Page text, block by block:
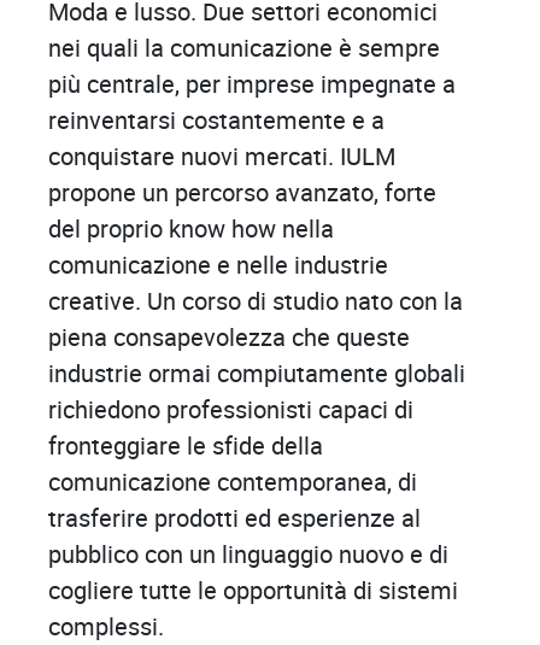
Moda e lusso. Due settori economici
nei quali la comunicazione è sempre
più centrale, per imprese impegnate a
reinventarsi costantemente e a
conquistare nuovi mercati. IULM
propone un percorso avanzato, forte
del proprio know how nella
comunicazione e nelle industrie
creative. Un corso di studio nato con la
piena consapevolezza che queste
industrie ormai compiutamente globali
richiedono professionisti capaci di
fronteggiare le sfide della
comunicazione contemporanea, di
trasferire prodotti ed esperienze al
pubblico con un linguaggio nuovo e di
cogliere tutte le opportunità di sistemi
complessi.